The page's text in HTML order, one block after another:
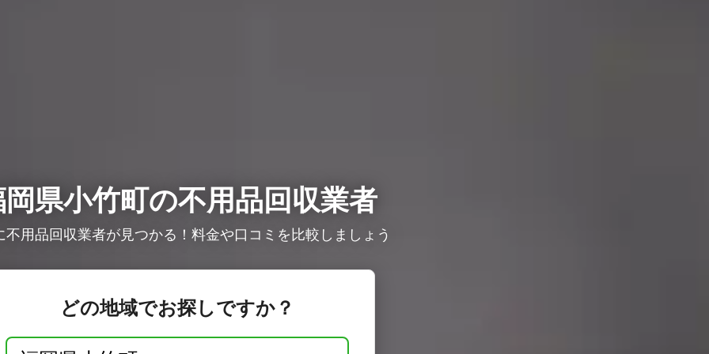
県小竹町の不用品回収業者
不用品回収業者が見つかる！料金や口コミを比較しましょう
どの地域でお探しですか？